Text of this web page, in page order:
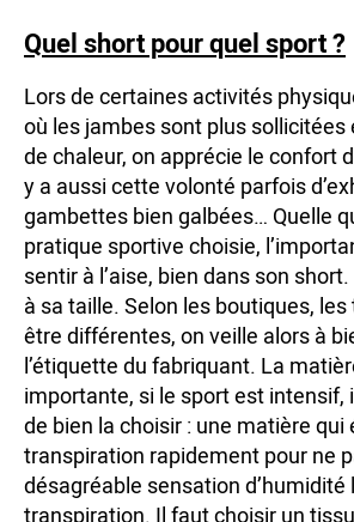
Quel short pour quel sport ?
Lors de certaines activités
où les jambes sont plus
de chaleur, on apprécie le confort
y a aussi cette volonté parfois
gambettes bien galbées… Quelle
pratique sportive choisie,
sentir à l’aise, bien dans son
à sa taille. Selon les boutiques,
être différentes, on veille alors à
l’étiquette du fabriquant. La
importante, si le sport est intensif,
de bien la choisir : une matière qui
transpiration rapidement pour ne
désagréable sensation d’humidité
transpiration. Il faut choisir un